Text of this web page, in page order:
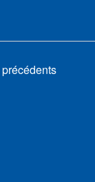
précédents